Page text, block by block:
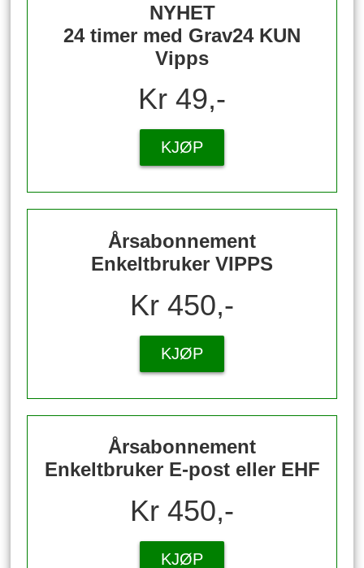
NYHET
24 timer med Grav24 KUN
Vipps
Kr 49,-
KJØP
Årsabonnement
Enkeltbruker VIPPS
Kr 450,-
KJØP
Årsabonnement
Enkeltbruker E-post eller EHF
Kr 450,-
KJØP